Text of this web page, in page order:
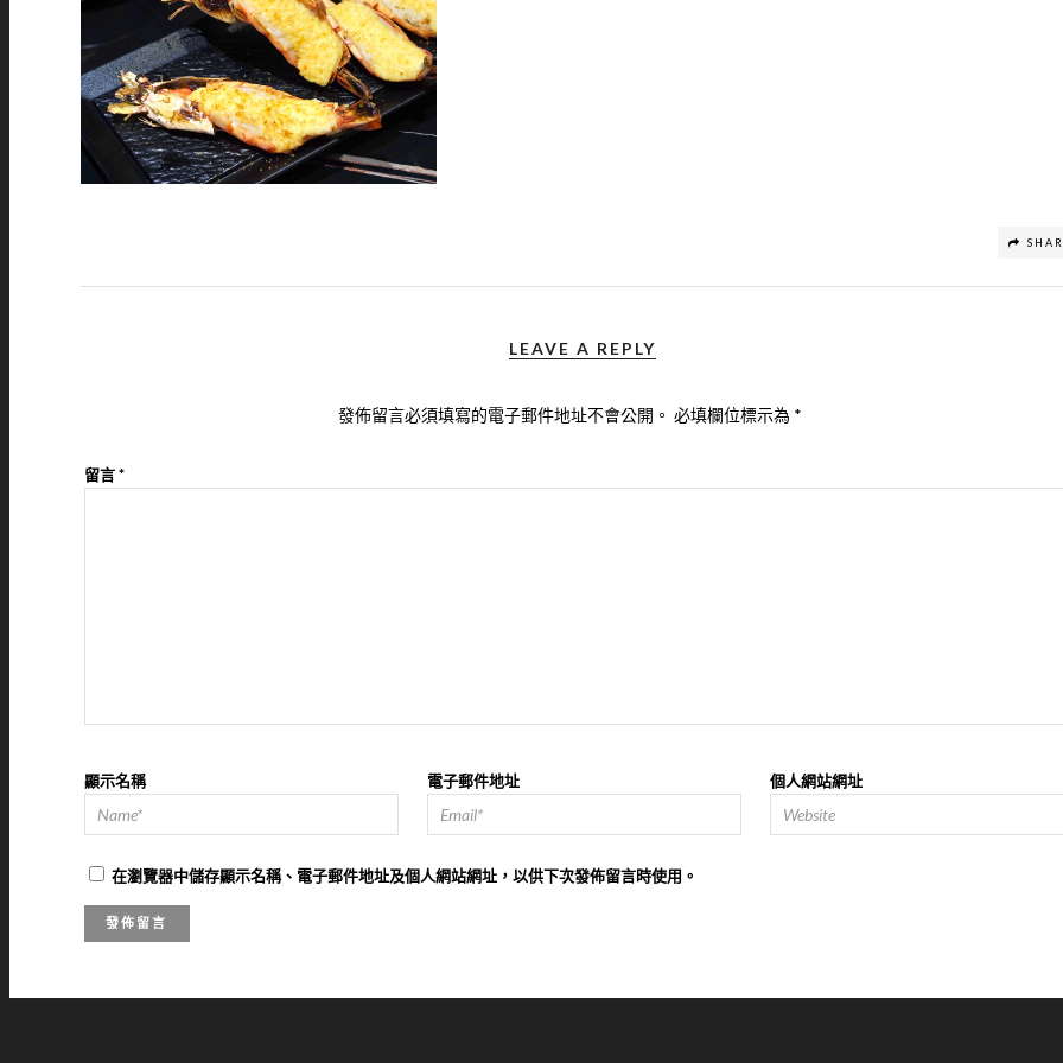
LEAVE A REPLY
發佈留言必須填寫的電子郵件地址不會公開。 必填欄位標示為 *
留言*
顯示名稱 電子郵件地址 個人網站網址
在瀏覽器中儲存顯示名稱、電子郵件地址及個人網站網址，以供下次發佈留言時使用。